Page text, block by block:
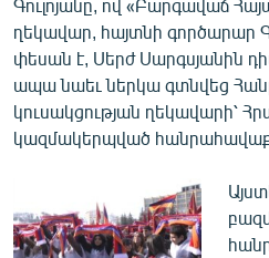
Գուլոյանը, ով «Բարգավաճ
ղեկավար, հայտնի գործարար
փեսան է, Սերժ Սարգսյանին
ապա նաեւ ներկա գտնվեց
կուսակցության ղեկավարի՝
կազմակերպված